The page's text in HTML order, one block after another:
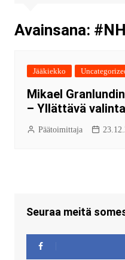
Avainsana:
Jääkiekko
Mikael
– Yllättävä
Päätoimittaja
Seuraa meitä